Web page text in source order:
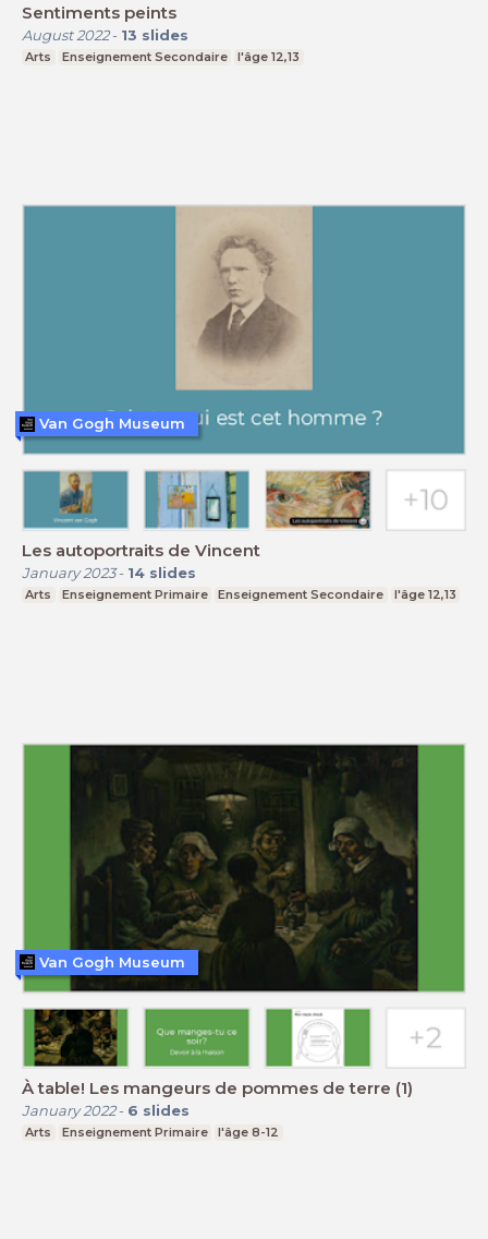
Sentiments peints
August 2022- 13 slides
Arts Enseignement Secondaire l'âge 12,13
Les autoportraits de Vincent
January 2023- 14 slides
Arts Enseignement Primaire Enseignement Secondaire l'âge 12,13
Van Gogh Museum
À table! Les mangeurs de pommes de terre (1)
January 2022- 6 slides
Arts Enseignement Primaire l'âge 8-12
Van Gogh Museum